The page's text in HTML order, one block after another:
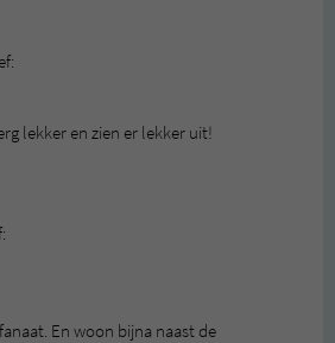
lekker en zien er lekker uit!
En woon bijna naast de